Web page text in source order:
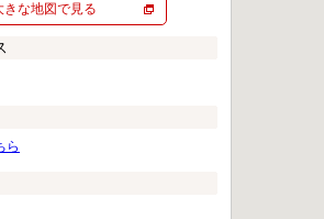
きな地図で見る
ら